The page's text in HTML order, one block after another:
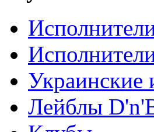
Украинские
Лейблы